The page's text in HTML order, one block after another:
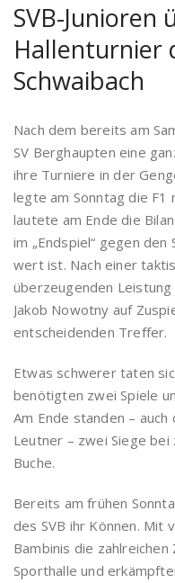
SVB-Junioren
Hallenturnier
Schwaibach
Nach dem bereits am
SV Berghaupten eine
ihre Turniere in der
legte am Sonntag die F1
lautete am Ende die
im „Endspiel“ gegen den
wert ist. Nach einer
überzeugenden
Jakob Nowotny auf
entscheidenden Treffer.
Etwas schwerer taten
benötigten zwei Spiele
Am Ende standen –
Leutner – zwei Siege
Buche.
Bereits am frühen
des SVB ihr Können.
Bambinis die
Sporthalle und